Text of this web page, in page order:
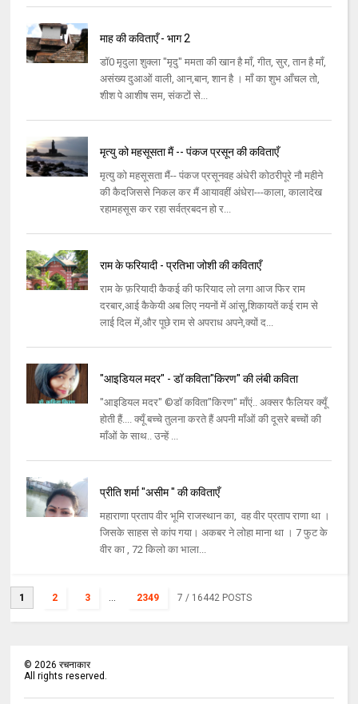
माह की कविताएँ - भाग 2
डॉ0 मृदुला शुक्ला "मृदु" ममता की खान है माँ, गीत, सुर, तान है माँ,
असंख्य दुआओं वाली, आन,बान, शान है । माँ का शुभ आँचल तो,
शीश पे आशीष सम, संकटों से...
मृत्यु को महसूसता मैं -- पंकज प्रसून की कविताएँ
मृत्यु को महसूसता मैं-- पंकज प्रसूनवह अंधेरी कोठरीपूरे नौ महीने
की कैदजिससे निकल कर मैं आयावहीं अंधेरा---काला, कालादेख
रहामहसूस कर रहा सर्वत्रबदन हो र...
राम के फरियादी - प्रतिभा जोशी की कविताएँ
राम के फ़रियादी कैकई की फरियाद लो लगा आज फिर राम
दरबार,आई कैकेयी अब लिए नयनों में आंसू,शिकायतें कई राम से
लाई दिल में,और पूछे राम से अपराध अपने,क्यों द...
"आइडियल मदर" - डॉ कविता"किरण" की लंबी कविता
"आइडियल मदर" ©डॉ कविता"किरण" माँएं.. अक्सर फैलियर क्यूँ
होती हैं.... क्यूँ बच्चे तुलना करते हैं अपनी माँओं की दूसरे बच्चों की
माँओं के साथ.. उन्हें ...
प्रीति शर्मा "असीम " की कविताएँ
महाराणा प्रताप वीर भूमि राजस्थान का, वह वीर प्रताप राणा था ।
जिसके साहस से कांप गया। अकबर ने लोहा माना था । 7 फुट के
वीर का , 72 किलो का भाला...
1 2 3 ... 2349 7 / 16442 POSTS
© 2026 रचनाकार
All rights reserved.